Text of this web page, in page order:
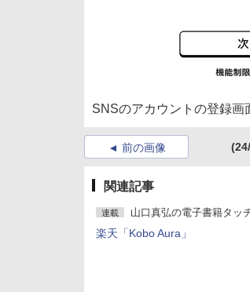
SNSのアカウントの登録画
前の画像
関連記事
連載 山口真弘の電子書籍タッ
楽天「Kobo Aura」